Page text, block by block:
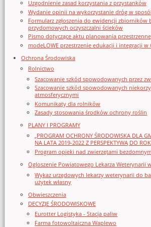
Uzgodnienie zasad korzystania z przystanków
Wydanie opinii na wykorzystanie dróg w
Formularz zgłoszenia do ewidencji zbiorników
przydomowych oczyszczalni ścieków
Pismo dotyczące aktu planowania
modeLOWE przestrzenie edukacji i integracji
Ochrona Środowiska
Rolnictwo
Szacowanie szkód spowodowanych przez
Szacowanie szkód spowodowanych
atmosferycznymi
Komunikaty dla rolników
Zasady stosowania środków ochrony roślin
PLANY I PROGRAMY
„PROGRAM OCHRONY ŚRODOWISKA DLA
NA LATA 2019-2022 Z PERSPEKTYWĄ DO
Program opieki nad zwierzętami
Ogloszenie Powiatowego Lekarza Weterynarii
Wykaz urzędowych lekarzy weterynarii do
użytek własny
Obwieszczenia
DECYZJE ŚRODOWISKOWE
Eurotter Logistyka - Stacja paliw
Farma fotowoltaiczna Waplewo